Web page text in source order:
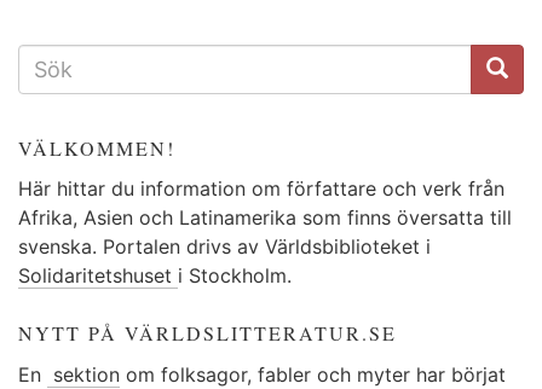
SÖKFORMULÄR
VÄLKOMMEN!
Här hittar du information om författare och verk från
Afrika, Asien och Latinamerika som finns översatta till
svenska. Portalen drivs av Världsbiblioteket i
Solidaritetshuset i Stockholm.
NYTT PÅ VÄRLDSLITTERATUR.SE
En sektion om folksagor, fabler och myter har börjat